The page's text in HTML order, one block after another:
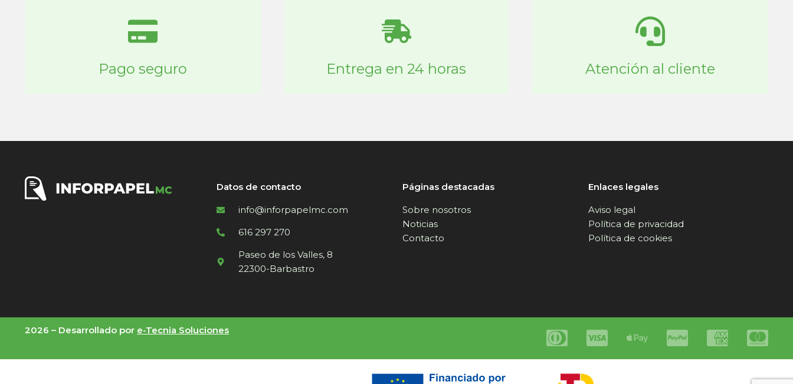
Pago seguro Entrega en 24 horas Atención al cliente
Datos de contacto
info@inforpapelmc.com
616 297 270
Paseo de los Valles, 8
22300-Barbastro
Páginas destacadas
Sobre nosotros
Noticias
Contacto
Enlaces legales
Aviso legal
Política de privacidad
Política de cookies
2026 – Desarrollado por e-Tecnia Soluciones